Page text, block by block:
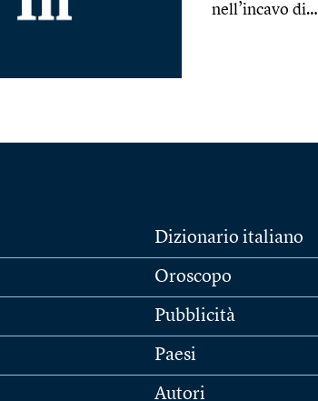
nell’incavo di…
Dizionario italiano
Oroscopo
Pubblicità
Paesi
Autori